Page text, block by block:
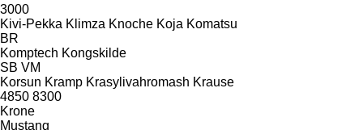
3000
Kivi-Pekka Klimza Knoche Koja Komatsu
BR
Komptech Kongskilde
SB VM
Korsun Kramp Krasylivahromash Krause
4850 8300
Krone
Mustang